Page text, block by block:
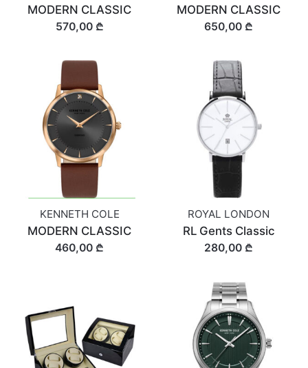
MODERN CLASSIC
570,00 ₾
MODERN CLASSIC
650,00 ₾
KENNETH COLE
MODERN CLASSIC
460,00 ₾
ROYAL LONDON
RL Gents Classic
280,00 ₾